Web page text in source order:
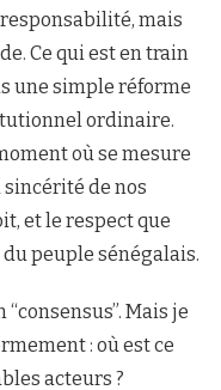
mais
Ce qui est en train
une simple réforme
ordinaire.
où se mesure
de nos
et le respect que
peuple sénégalais.
Mais je
: où est ce
acteurs ?